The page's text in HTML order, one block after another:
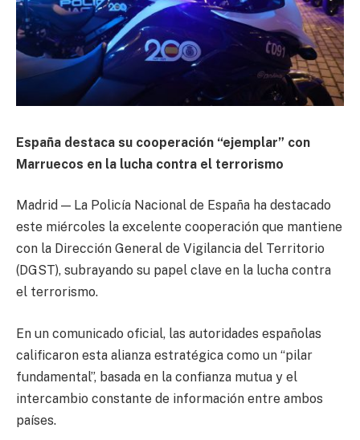
España destaca su cooperación “ejemplar” con
Marruecos en la lucha contra el terrorismo
Madrid — La Policía Nacional de España ha destacado
este miércoles la excelente cooperación que mantiene
con la Dirección General de Vigilancia del Territorio
(DGST), subrayando su papel clave en la lucha contra
el terrorismo.
En un comunicado oficial, las autoridades españolas
calificaron esta alianza estratégica como un “pilar
fundamental”, basada en la confianza mutua y el
intercambio constante de información entre ambos
países.